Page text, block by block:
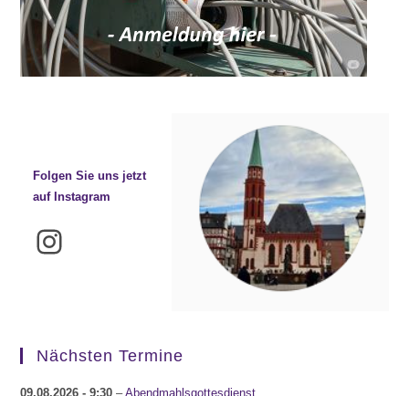
Folgen Sie uns jetzt
auf Instagram
Instagram
Nächsten Termine
09.08.2026 - 9:30 –Abendmahlsgottesdienst